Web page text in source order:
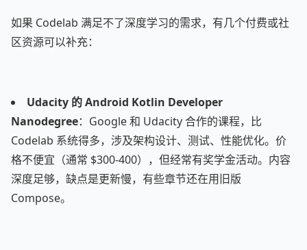
如果 Codelab 满足不了深度学习的需求，有几个付费或社
区资源可以补充：
Udacity 的 Android Kotlin Developer
Nanodegree：Google 和 Udacity 合作的课程，比
Codelab 系统得多，涉及架构设计、测试、性能优化。价
格不便宜（通常 $300-400），但经常有奖学金活动。内容
深度足够，缺点是更新慢，有些章节还在用旧版
Compose。